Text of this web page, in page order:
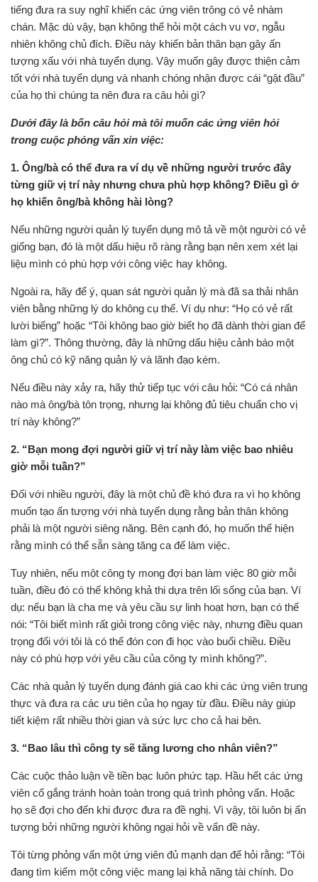
tiếng đưa ra suy nghĩ khiến các ứng viên trông có vẻ nhàm
chán. Mặc dù vậy, bạn không thể hỏi một cách vu vơ, ngẫu
nhiên không chủ đích. Điều này khiến bản thân bạn gây ấn
tượng xấu với nhà tuyển dụng. Vậy muốn gây được thiện cảm
tốt với nhà tuyển dụng và nhanh chóng nhận được cái “gật đầu”
của họ thì chúng ta nên đưa ra câu hỏi gì?
Dưới đây là bốn câu hỏi mà tôi muốn các ứng viên hỏi
trong cuộc phỏng vấn xin việc:
1. Ông/bà có thể đưa ra ví dụ về những người trước đây
từng giữ vị trí này nhưng chưa phù hợp không? Điều gì ở
họ khiến ông/bà không hài lòng?
Nếu những người quản lý tuyển dụng mô tả về một người có vẻ
giống bạn, đó là một dấu hiệu rõ ràng rằng bạn nên xem xét lại
liệu mình có phù hợp với công việc hay không.
Ngoài ra, hãy để ý, quan sát người quản lý mà đã sa thải nhân
viên bằng những lý do không cụ thể. Ví dụ như: “Họ có vẻ rất
lười biếng” hoặc “Tôi không bao giờ biết họ đã dành thời gian để
làm gì?”. Thông thường, đây là những dấu hiệu cảnh báo một
ông chủ có kỹ năng quản lý và lãnh đạo kém.
Nếu điều này xảy ra, hãy thử tiếp tục với câu hỏi: “Có cá nhân
nào mà ông/bà tôn trọng, nhưng lại không đủ tiêu chuẩn cho vị
trí này không?”
2. “Bạn mong đợi người giữ vị trí này làm việc bao nhiêu
giờ mỗi tuần?”
Đối với nhiều người, đây là một chủ đề khó đưa ra vì họ không
muốn tạo ấn tượng với nhà tuyển dụng rằng bản thân không
phải là một người siêng năng. Bên cạnh đó, họ muốn thể hiện
rằng mình có thể sẵn sàng tăng ca để làm việc.
Tuy nhiên, nếu một công ty mong đợi bạn làm việc 80 giờ mỗi
tuần, điều đó có thể không khả thi dựa trên lối sống của bạn. Ví
dụ: nếu bạn là cha mẹ và yêu cầu sự linh hoạt hơn, bạn có thể
nói: “Tôi biết mình rất giỏi trong công việc này, nhưng điều quan
trọng đối với tôi là có thể đón con đi học vào buổi chiều. Điều
này có phù hợp với yêu cầu của công ty mình không?”.
Các nhà quản lý tuyển dụng đánh giá cao khi các ứng viên trung
thực và đưa ra các ưu tiên của họ ngay từ đầu. Điều này giúp
tiết kiệm rất nhiều thời gian và sức lực cho cả hai bên.
3. “Bao lâu thì công ty sẽ tăng lương cho nhân viên?”
Các cuộc thảo luận về tiền bạc luôn phức tạp. Hầu hết các ứng
viên cố gắng tránh hoàn toàn trong quá trình phỏng vấn. Hoặc
họ sẽ đợi cho đến khi được đưa ra đề nghị. Vì vậy, tôi luôn bị ấn
tượng bởi những người không ngại hỏi về vấn đề này.
Tôi từng phỏng vấn một ứng viên đủ mạnh dạn để hỏi rằng: “Tôi
đang tìm kiếm một công việc mang lại khả năng tài chính. Do